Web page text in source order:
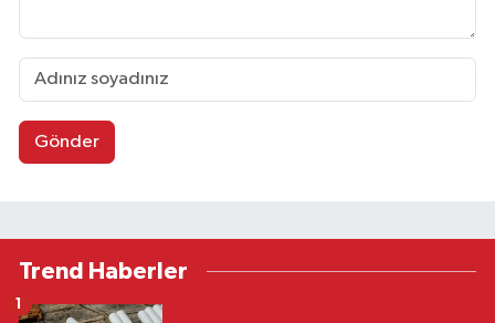
Gönder
Trend Haberler
1